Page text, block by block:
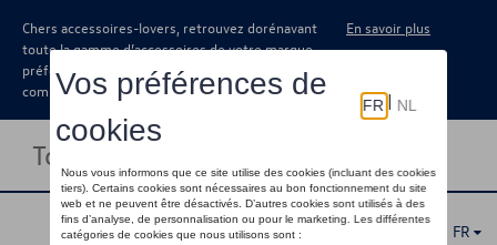
Chers accessoires-lovers, retrouvez dorénavant
toute la gamme d’accessoires de votre marque
préférée sous forme de catalogue à
commander auprès de votre concessionaire.
En savoir plus
Toggle navigation
FR